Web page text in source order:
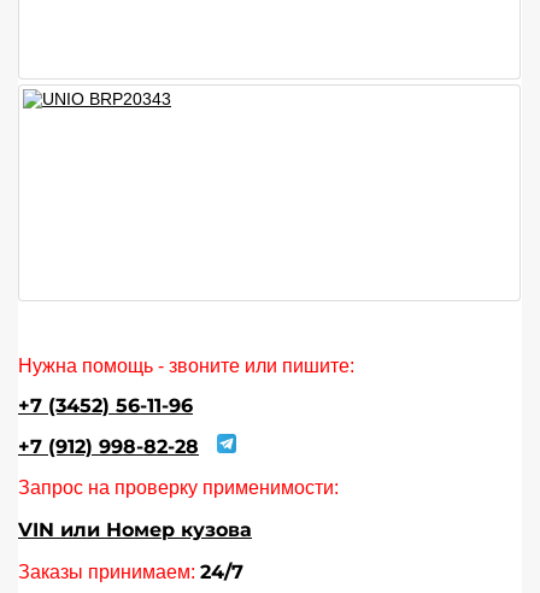
Нужна помощь - звоните или пишите:
+7 (3452) 56-11-96
+7 (912) 998-82-28
Запрос на проверку применимости:
VIN или Номер кузова
Заказы принимаем: 24/7